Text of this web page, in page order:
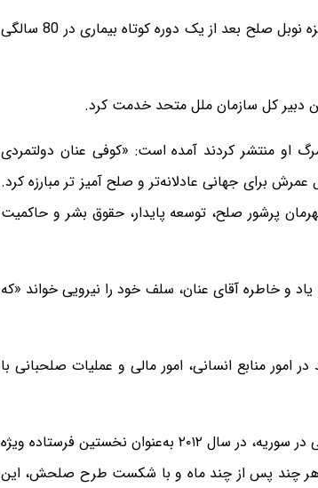
کوفی عنان، دبیر کل پیشین سازمان ملل متحد و برنده جایزه نوبل صلح بعد از یک دوره کوتاه بیماری در 80 سالگی
مرگ او منتشر کردند آمده است: «کوفی عنان دولتمردی
برای جهانی عادلانه‌تر و صلح آمیز تر مبارزه کرد.
پرشور صلح، توسعه پایدار، حقوق بشر و حاکمیت
یاد و خاطره آقای عنان، سلف خود را نیرویی خواند «که
منابع انسانی، امور مالی و عملیات صلحبانی با
عنان پس از دبیر کلی سازمان ملل و پس از آغاز جنگ داخلی در سوریه، در سال ۲۰۱۲ به‌عنوان نخستین فرستاده ویژه
هر چند پس از چند ماه و با شکست طرح صلحش، این